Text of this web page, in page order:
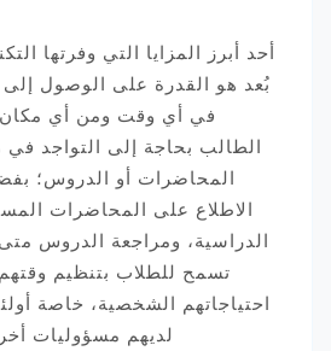
أحد أبرز المزايا التي وفرتها
بُعد هو القدرة على الوصول إلى
في أي وقت ومن أي مكان
الطالب بحاجة إلى التواجد
المحاضرات أو الدروس؛
الاطلاع على المحاضرات
الدراسية، ومراجعة الدروس
تسمح للطلاب بتنظيم
احتياجاتهم الشخصية، خاصة
لديهم مسؤوليات